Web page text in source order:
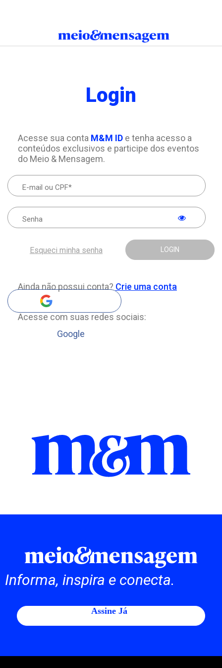
Login
Acesse sua conta M&M IDe tenha acesso a
conteúdos exclusivos e participe dos eventos
do Meio & Mensagem.
LOGIN
Esqueci minha senha
Ainda não possui conta? Crie uma conta
Acesse com suas redes sociais:
Google
Informa, inspira e conecta.
Assine Já